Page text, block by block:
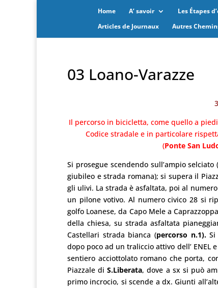
Home A’ savoir Les Étapes
Articles de Journaux
Autres
03 Loano-Varazze
Il percorso in bicicletta, come quello a
Codice stradale e in particolare
(Ponte San
Si prosegue scendendo sull’ampio
giubileo e strada romana); si supera il
gli ulivi. La strada è asfaltata, poi al
un pilone votivo. Al numero civico 28 si
golfo Loanese, da Capo Mele a
della chiesa, su strada asfaltata
Castellari strada bianca (percorso n.1).
dopo poco ad un traliccio attivo dell’ ENEL
sentiero acciottolato romano che porta,
Piazzale diS.Liberata, dove a sx si può
primo incrocio, si scende a dx. Giunti